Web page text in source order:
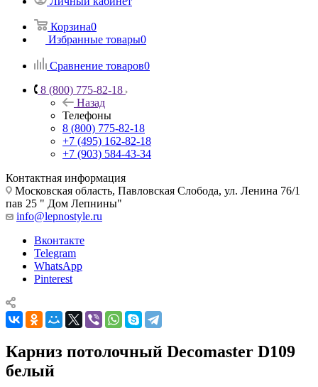
Корзина0
Избранные товары0
Сравнение товаров0
8 (800) 775-82-18
Назад
Телефоны
8 (800) 775-82-18
+7 (495) 162-82-18
+7 (903) 584-43-34
Контактная информация
Московская область, Павловская Слобода, ул. Ленина 76/1
пав 25 " Дом Лепнины"
info@lepnostyle.ru
Вконтакте
Telegram
WhatsApp
Pinterest
Карниз потолочный Decomaster D109
белый